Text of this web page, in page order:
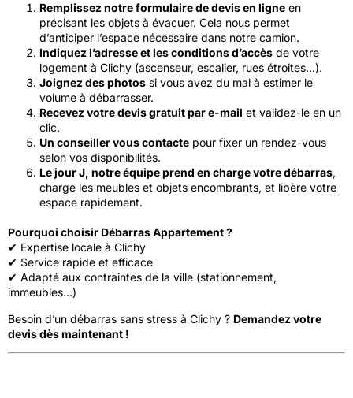
Remplissez notre formulaire de devis en ligne en
précisant les objets à évacuer. Cela nous permet
d’anticiper l’espace nécessaire dans notre camion.
Indiquez l’adresse et les conditions d’accès de votre
logement à Clichy (ascenseur, escalier, rues étroites…).
Joignez des photos si vous avez du mal à estimer le
volume à débarrasser.
Recevez votre devis gratuit par e-mail et validez-le en un
clic.
Un conseiller vous contacte pour fixer un rendez-vous
selon vos disponibilités.
Le jour J, notre équipe prend en charge votre débarras,
charge les meubles et objets encombrants, et libère votre
espace rapidement.
Pourquoi choisir Débarras Appartement ?
✔ Expertise locale à Clichy
✔ Service rapide et efficace
✔ Adapté aux contraintes de la ville (stationnement,
immeubles…)
Besoin d’un débarras sans stress à Clichy ? Demandez votre
devis dès maintenant !